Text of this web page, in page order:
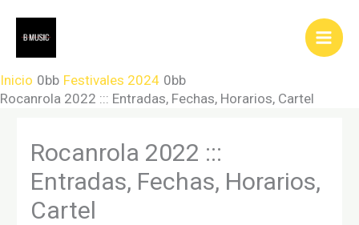
contenido
Inicio
Festivales 2024
Rocanrola 2022 ::: Entradas, Fechas, Horarios, Cartel
Rocanrola 2022 :::
Entradas, Fechas, Horarios,
Cartel